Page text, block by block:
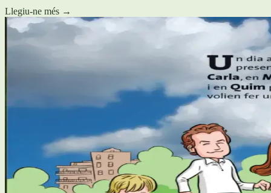
Llegiu-ne més →